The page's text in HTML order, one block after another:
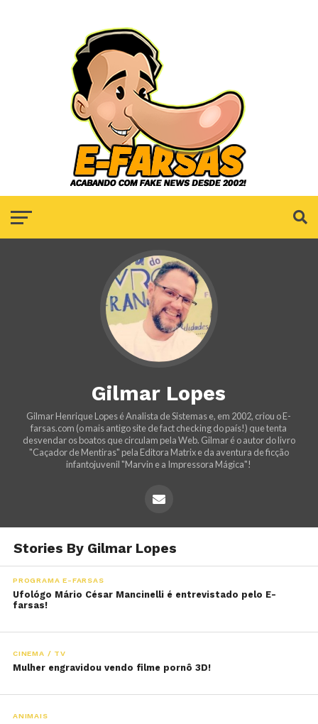
Gilmar Lopes
Gilmar Henrique Lopes é Analista de Sistemas e, em 2002, criou o E-
farsas.com (o mais antigo site de fact checking do país!) que tenta
desvendar os boatos que circulam pela Web. Gilmar é o autor do livro
"Caçador de Mentiras" pela Editora Matrix e da aventura de ficção
infantojuvenil "Marvin e a Impressora Mágica"!
Stories By Gilmar Lopes
PROGRAMA E-FARSAS
Ufológo Mário César Mancinelli é entrevistado pelo E-
farsas!
CINEMA / TV
Mulher engravidou vendo filme pornô 3D!
ANIMAIS